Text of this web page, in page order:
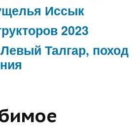
Иссык
2023
Талгар, поход